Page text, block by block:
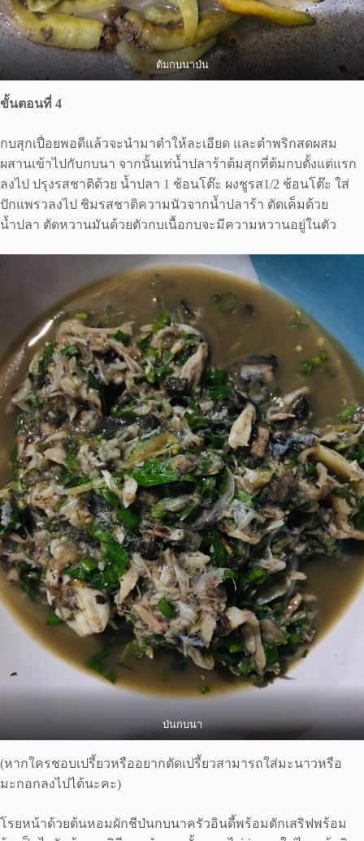
ต้มกบนาป่น
ขั้นตอนที่ 4
กบสุกเปื่อยพอดีแล้วจะนำมาตำให้ละเอียด และตำพริกสดผสม
ผสานเข้าไปกับกบนา จากนั้นเท่น้ำปลาร้าต้มสุกที่ต้มกบตั้งแต่แรก
ลงไป ปรุงรสชาติด้วย น้ำปลา 1 ช้อนโต๊ะ ผงชูรส1/2 ช้อนโต๊ะ ใส่
ปักแพรวลงไป ชิมรสชาติความนัวจากน้ำปลาร้า ตัดเค็มด้วย
น้ำปลา ตัดหวานมันด้วยตัวกบเนื้อกบจะมีความหวานอยู่ในตัว
ป่นกบนา
(หากใครชอบเปรี้ยวหรืออยากตัดเปรี้ยวสามารถใส่มะนาวหรือ
มะกอกลงไปได้นะคะ)
โรยหน้าด้วยต้นหอมผักชีป่นกบนาครัวอินดี้พร้อมตักเสริฟพร้อม